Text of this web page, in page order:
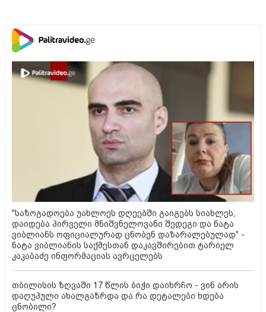
"საზოგადოება უახლოეს დღეებში გაიგებს სიახლეს,
დაიდება პირველი მნიშვნელოვანი შედეგი და ნატა
ვიბლიანს ოფიციალურად ცნობენ დაზარალებულად" -
ნატა ვიბლიანის საქმესთან დაკავშირებით ტარიელ
კაკაბაძე ინფორმაციას ავრცელებს
თბილისის ზღვაში 17 წლის ბიჭი დაიხრჩო - ვინ არის
დაღუპული ახალგაზრდა და რა დეტალები ხდება
ცნობილი?